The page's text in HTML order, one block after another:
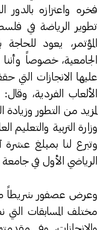
فخره واعتزازه بالدور
تطوير الرياضة في
المؤتمر، يعود
الجامعية، خصوصاً
عليها الانجازات التي
الألعاب الفردية،
لمزيد من التطور
وزارة التربية والتعليم
وتبرع لنا بمبلغ عشرة
الرياضي الأول في
وعرض عصفور شريطاً
مختلف المسابقات التي